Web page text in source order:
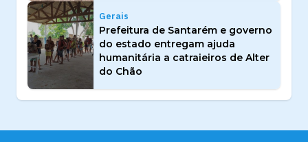
Gerais
Prefeitura de Santarém e governo
do estado entregam ajuda
humanitária a catraieiros de Alter
do Chão